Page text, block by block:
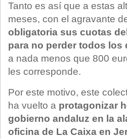
Tanto es así que a estas
meses, con el agravante
obligatoria sus cuotas
para no perder todos
a nada menos que 800
les corresponde.
Por este motivo, este
ha vuelto a protagonizar
gobierno andaluz en la
oficina de La Caixa en